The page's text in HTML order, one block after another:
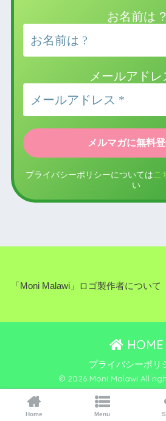
お名前は ?
メールアドレ
プライバシーポリシーについては こ
い
「Moni Malawi」ロゴ製作者について
HOME
プライバシーポリ
© 2026 Moni Malawi All
Home Menu